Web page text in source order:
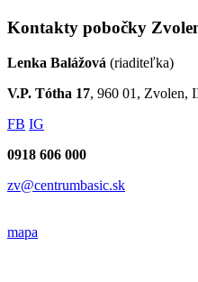
Kontakty pobočky
Lenka Balážová (riaditeľka)
V.P. Tótha 17, 960 01, Zvolen,
FB IG
0918 606 000
zv@centrumbasic.sk
mapa